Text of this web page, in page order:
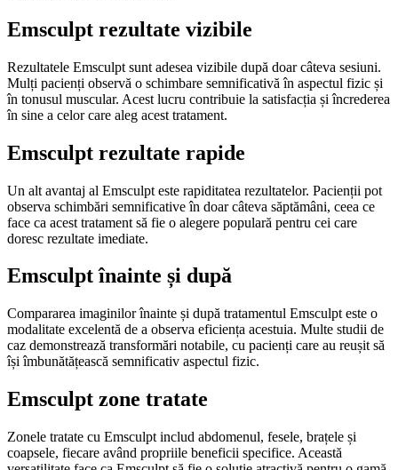
Emsculpt rezultate vizibile
Rezultatele Emsculpt sunt adesea vizibile după doar câteva sesiuni.
Mulți pacienți observă o schimbare semnificativă în aspectul fizic și
în tonusul muscular. Acest lucru contribuie la satisfacția și încrederea
în sine a celor care aleg acest tratament.
Emsculpt rezultate rapide
Un alt avantaj al Emsculpt este rapiditatea rezultatelor. Pacienții pot
observa schimbări semnificative în doar câteva săptămâni, ceea ce
face ca acest tratament să fie o alegere populară pentru cei care
doresc rezultate imediate.
Emsculpt înainte și după
Compararea imaginilor înainte și după tratamentul Emsculpt este o
modalitate excelentă de a observa eficiența acestuia. Multe studii de
caz demonstrează transformări notabile, cu pacienți care au reușit să
își îmbunătățească semnificativ aspectul fizic.
Emsculpt zone tratate
Zonele tratate cu Emsculpt includ abdomenul, fesele, brațele și
coapsele, fiecare având propriile beneficii specifice. Această